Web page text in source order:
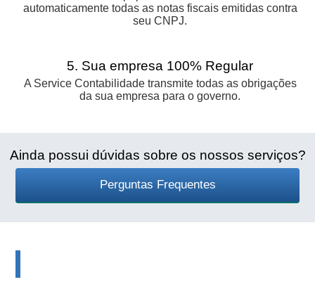
automaticamente todas as notas fiscais emitidas contra
seu CNPJ.
5. Sua empresa 100% Regular
A Service Contabilidade transmite todas as obrigações
da sua empresa para o governo.
Ainda possui dúvidas sobre os nossos serviços?
Perguntas Frequentes